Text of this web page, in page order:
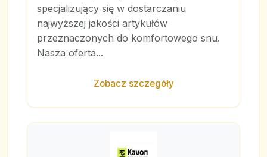
specjalizujący się w dostarczaniu
najwyższej jakości artykułów
przeznaczonych do komfortowego snu.
Nasza oferta...
Zobacz szczegóły